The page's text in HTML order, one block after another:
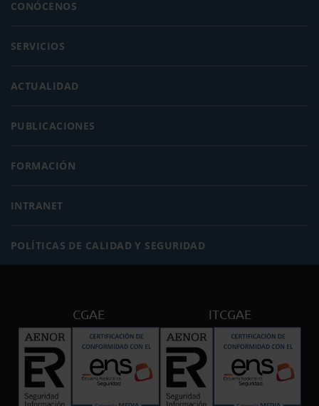
CONÓCENOS
SERVICIOS
ACTUALIDAD
PUBLICACIONES
FORMACIÓN
INTRANET
POLÍTICAS DE CALIDAD Y SEGURIDAD
CGAE ITCGAE